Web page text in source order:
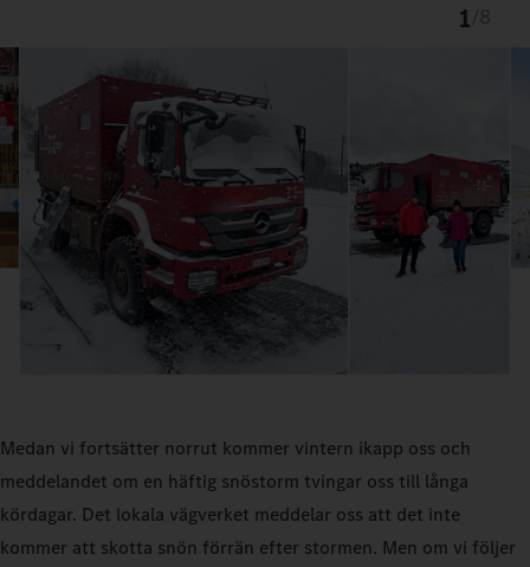
1
Medan vi fortsätter norrut kommer vintern ikapp oss och
meddelandet om en häftig snöstorm tvingar oss till långa
kördagar. Det lokala vägverket meddelar oss att det inte
kommer att skotta snön förrän efter stormen. Men om vi följer